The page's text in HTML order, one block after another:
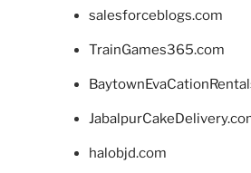
salesforceblogs.com
TrainGames365.com
halobjd.com